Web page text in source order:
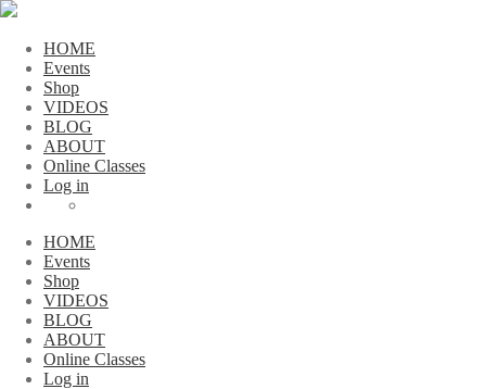
HOME
Events
Shop
VIDEOS
BLOG
ABOUT
Online Classes
Log in
HOME
Events
Shop
VIDEOS
BLOG
ABOUT
Online Classes
Log in